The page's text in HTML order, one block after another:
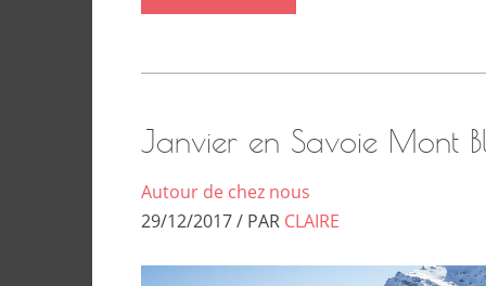
Janvier en Savoie Mont
Autour de chez nous
29/12/2017 / PAR CLAIRE